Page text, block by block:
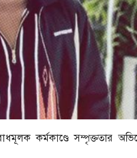
কর্মকাণ্ডে সম্পৃক্ততার